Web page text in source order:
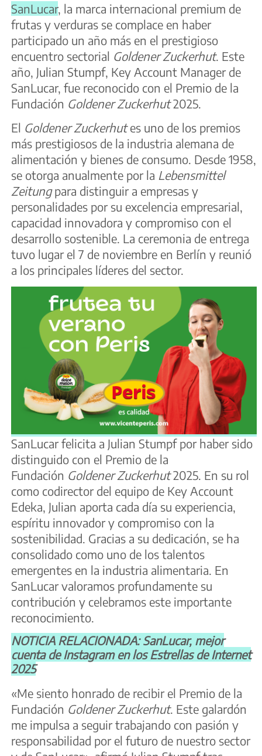
SanLucar, la marca internacional premium de
frutas y verduras se complace en haber
participado un año más en el prestigioso
encuentro sectorial Goldener Zuckerhut. Este
año, Julian Stumpf, Key Account Manager de
SanLucar, fue reconocido con el Premio de la
Fundación Goldener Zuckerhut2025.
El Goldener Zuckerhutes uno de los premios
más prestigiosos de la industria alemana de
alimentación y bienes de consumo. Desde 1958,
se otorga anualmente por la Lebensmittel
Zeitungpara distinguir a empresas y
personalidades por su excelencia empresarial,
capacidad innovadora y compromiso con el
desarrollo sostenible. La ceremonia de entrega
tuvo lugar el 7 de noviembre en Berlín y reunió
a los principales líderes del sector.
SanLucar felicita a Julian Stumpf por haber sido
distinguido con el Premio de la
Fundación Goldener Zuckerhut2025. En su rol
como codirector del equipo de Key Account
Edeka, Julian aporta cada día su experiencia,
espíritu innovador y compromiso con la
sostenibilidad. Gracias a su dedicación, se ha
consolidado como uno de los talentos
emergentes en la industria alimentaria. En
SanLucar valoramos profundamente su
contribución y celebramos este importante
reconocimiento.
NOTICIA RELACIONADA: SanLucar, mejor
cuenta de Instagram en los Estrellas de Internet
2025
«Me siento honrado de recibir el Premio de la
Fundación Goldener Zuckerhut. Este galardón
me impulsa a seguir trabajando con pasión y
responsabilidad por el futuro de nuestro sector